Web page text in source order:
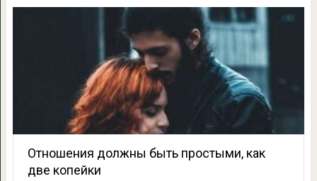
Отношения должны быть простыми, как
две копейки